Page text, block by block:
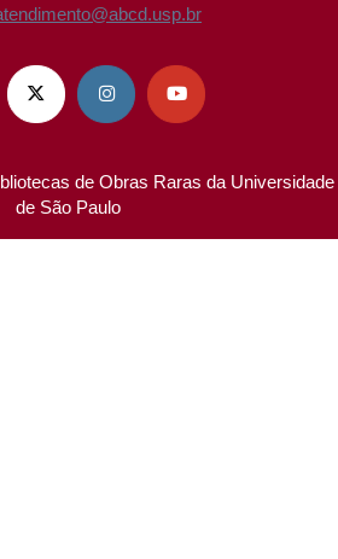
  
de Obras Raras da Universidade
de São Paulo